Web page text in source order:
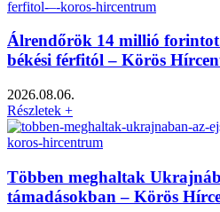
Álrendőrök 14 millió
békési férfitól – Körös
2026.08.06.
Részletek +
Többen meghaltak
támadásokban – Körös